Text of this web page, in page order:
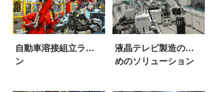
自動車溶接組立ライ
ン
液晶テレビ製造のた
めのソリューション